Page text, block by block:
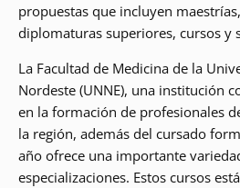
propuestas que incluyen
diplomaturas superiores, cursos y
La Facultad de Medicina de la
Nordeste (UNNE), una institución
en la formación de profesionales
la región, además del cursado
año ofrece una importante
especializaciones. Estos cursos